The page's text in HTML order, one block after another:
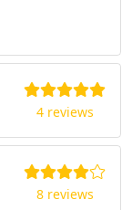
4 reviews
8 reviews